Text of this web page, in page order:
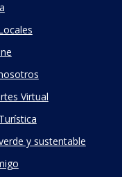
Virtual
y sustentable